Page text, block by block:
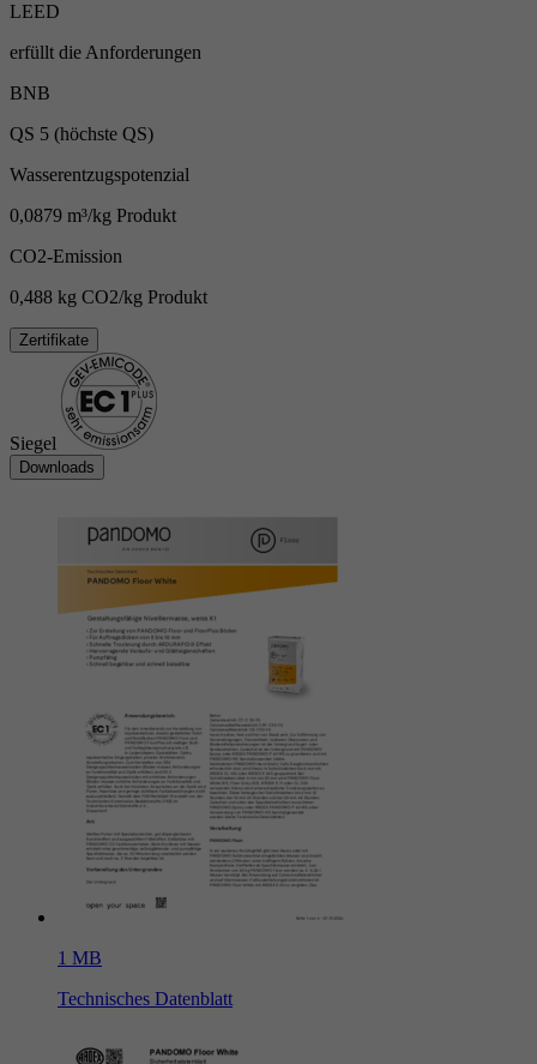
LEED
erfüllt die Anforderungen
BNB
QS 5 (höchste QS)
Wasserentzugspotenzial
0,0879 m³/kg Produkt
CO2-Emission
0,488 kg CO2/kg Produkt
Zertifikate
Siegel
Downloads
1 MB
Technisches Datenblatt